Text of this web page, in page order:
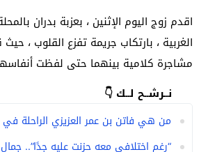
اقدم زوج اليوم الإثنين ، بعزبة بدران
الغربية ، بارتكاب جريمة تفزع القلوب ،
مشاجرة كلامية بينهما حتى لفظت
نــرشــح لــك 👇
من هي فاتن بن عمر العزيزي الراحلة
“رغم اختلافي معه حزنت عليه جدًا”..